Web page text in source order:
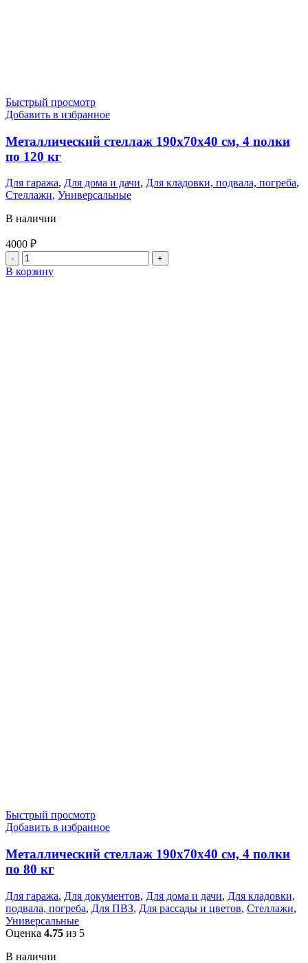
Быстрый просмотр
Добавить в избранное
Металлический стеллаж 190x70x40 см, 4 полки
по 120 кг
Для гаража, Для дома и дачи, Для кладовки, подвала, погреба,
Стеллажи, Универсальные
В наличии
4000 ₽
Количество
товара
В корзину
Быстрый просмотр
Добавить в избранное
Металлический стеллаж 190x70x40 см, 4 полки
по 80 кг
Для гаража, Для документов, Для дома и дачи, Для кладовки,
подвала, погреба, Для ПВЗ, Для рассады и цветов, Стеллажи,
Универсальные
Оценка 4.75 из 5
В наличии